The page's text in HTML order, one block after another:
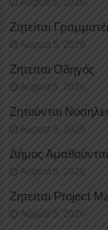
Ζητείται
August 5, 2026
Ζητείται Οδηγός
August 5, 2026
Ζητούνται
August 5, 2026
Δήμος
August 5, 2026
Ζητείται Project
August 5, 2026